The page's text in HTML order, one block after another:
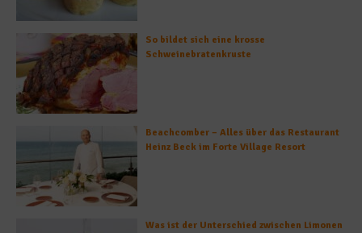
So bildet sich eine krosse
Schweinebratenkruste
Beachcomber – Alles über das Restaurant
Heinz Beck im Forte Village Resort
Was ist der Unterschied zwischen Limonen